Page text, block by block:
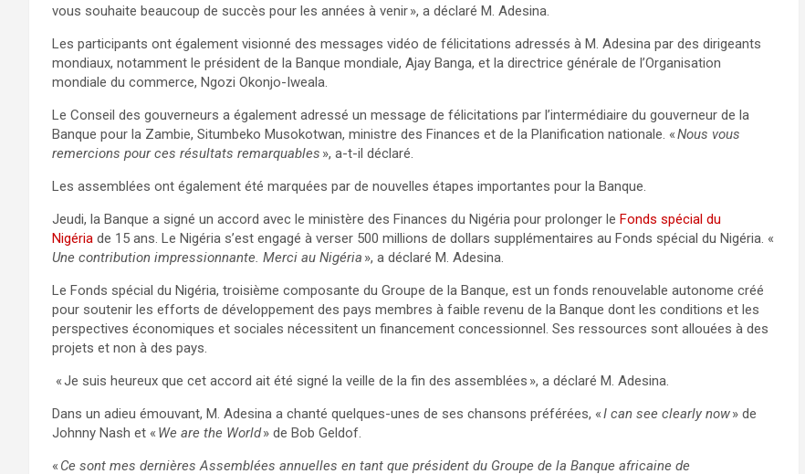
vous souhaite beaucoup de succès pour les années à venir », a déclaré M. Adesina.
Les participants ont également visionné des messages vidéo de félicitations adressés à M. Adesina par des dirigeants
mondiaux, notamment le président de la Banque mondiale, Ajay Banga, et la directrice générale de l’Organisation
mondiale du commerce, Ngozi Okonjo-Iweala.
Le Conseil des gouverneurs a également adressé un message de félicitations par l’intermédiaire du gouverneur de la
Banque pour la Zambie, Situmbeko Musokotwan, ministre des Finances et de la Planification nationale. «Nous vous
remercions pour ces résultats remarquables », a-t-il déclaré.
Les assemblées ont également été marquées par de nouvelles étapes importantes pour la Banque.
Jeudi, la Banque a signé un accord avec le ministère des Finances du Nigéria pour prolonger le Fonds spécial du
Nigéria de 15 ans. Le Nigéria s’est engagé à verser 500 millions de dollars supplémentaires au Fonds spécial du Nigéria. «
Une contribution impressionnante. Merci au Nigéria », a déclaré M. Adesina.
Le Fonds spécial du Nigéria, troisième composante du Groupe de la Banque, est un fonds renouvelable autonome créé
pour soutenir les efforts de développement des pays membres à faible revenu de la Banque dont les conditions et les
perspectives économiques et sociales nécessitent un financement concessionnel. Ses ressources sont allouées à des
projets et non à des pays.
« Je suis heureux que cet accord ait été signé la veille de la fin des assemblées », a déclaré M. Adesina.
Dans un adieu émouvant, M. Adesina a chanté quelques-unes de ses chansons préférées, «I can see clearly now» de
Johnny Nash et « We are the World» de Bob Geldof.
« Ce sont mes dernières Assemblées annuelles en tant que président du Groupe de la Banque africaine de